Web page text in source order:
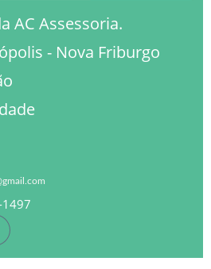
AC Assessoria.
- Nova Friburgo